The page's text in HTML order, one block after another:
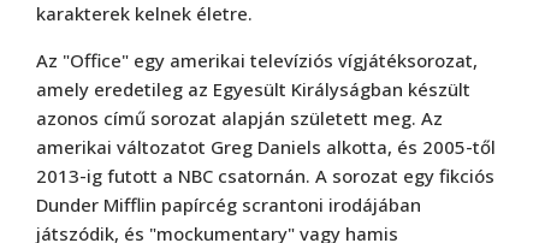
karakterek kelnek életre.
Az "Office" egy amerikai televíziós vígjátéksorozat,
amely eredetileg az Egyesült Királyságban készült
azonos című sorozat alapján született meg. Az
amerikai változatot Greg Daniels alkotta, és 2005-től
2013-ig futott a NBC csatornán. A sorozat egy fikciós
Dunder Mifflin papírcég scrantoni irodájában
játszódik, és "mockumentary" vagy hamis